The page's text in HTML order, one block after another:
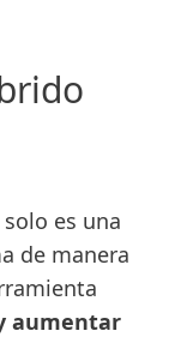
es una
de manera
aumentar